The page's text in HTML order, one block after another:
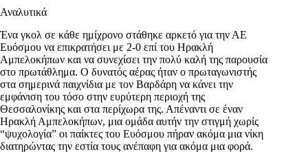
Αναλυτικά
Ένα γκολ σε κάθε ημίχρονο στάθηκε αρκετό για την ΑΕ
Ευόσμου να επικρατήσει με 2-0 επί του Ηρακλή
Αμπελοκήπων και να συνεχίσει την πολύ καλή της παρουσία
στο πρωτάθλημα. Ο δυνατός αέρας ήταν ο πρωταγωνιστής
στα σημερινά παιχνίδια με τον Βαρδάρη να κάνει την
εμφάνιση του τόσο στην ευρύτερη περιοχή της
Θεσσαλονίκης και στα περίχωρα της. Απέναντι σε έναν
Ηρακλή Αμπελοκήπων, μια ομάδα αυτήν την στιγμή χωρίς
“ψυχολογία” οι παίκτες του Ευόσμου πήραν ακόμα μια νίκη
διατηρώντας την εστία τους ανέπαφη για ακόμα μια φορά.